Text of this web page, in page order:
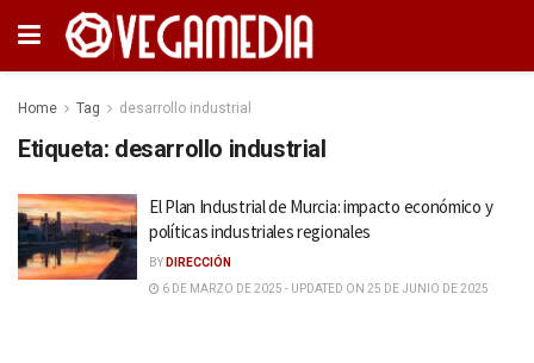
Home Tag desarrollo industrial
Etiqueta: desarrollo industrial
El Plan Industrial de Murcia: impacto económico y
políticas industriales regionales
BY DIRECCIÓN
6 DE MARZO DE 2025 - UPDATED ON 25 DE JUNIO DE 2025